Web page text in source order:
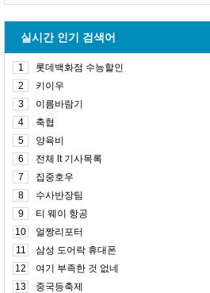
실시간 인기 검색어
1
롯데백화점 수능할인
2
키이우
3
이름바람기
4
축협
5
양육비
6
전체 lt 기사목록
7
집중호우
8
수사반장팀
9
티 웨이 항공
10
얼짱리포터
11
삼성 도어락 휴대폰
12
여기 부족한 것 없네
13
중국등축제